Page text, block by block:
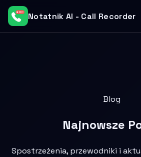
Notatnik AI - Call Recorder
Blog
Najnowsze
Spostrzeżenia, przewodniki i